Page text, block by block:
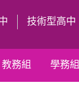
技術型高中
教務組 學務組